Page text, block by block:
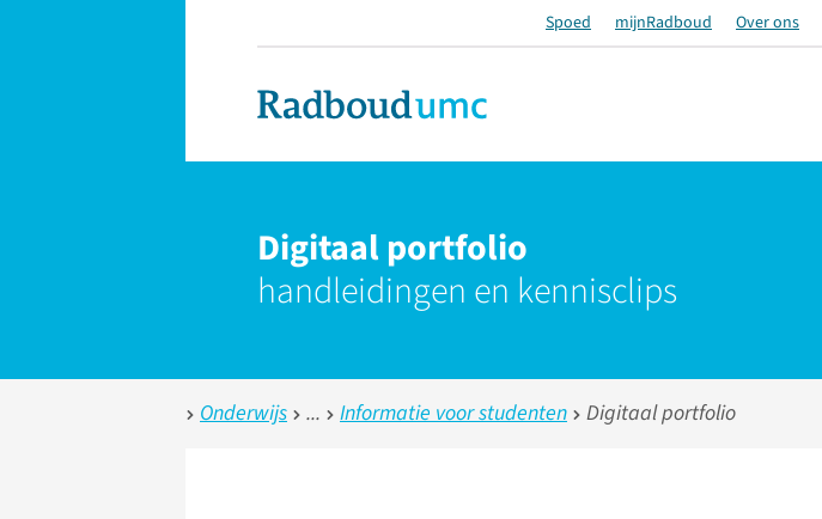
Spoed mijnRadboud Over ons
Digitaal portfolio
handleidingen en kennisclips
Onderwijs Informatie voor studenten Digitaal portfolio